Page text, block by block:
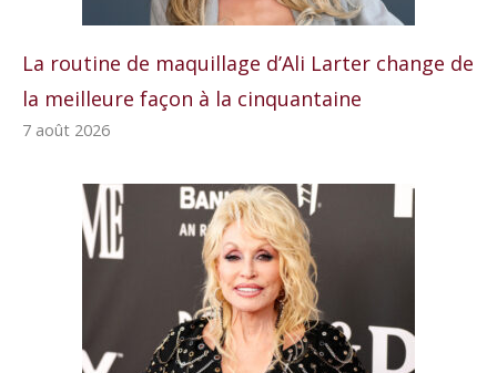
La routine de maquillage d’Ali Larter change de
la meilleure façon à la cinquantaine
7 août 2026